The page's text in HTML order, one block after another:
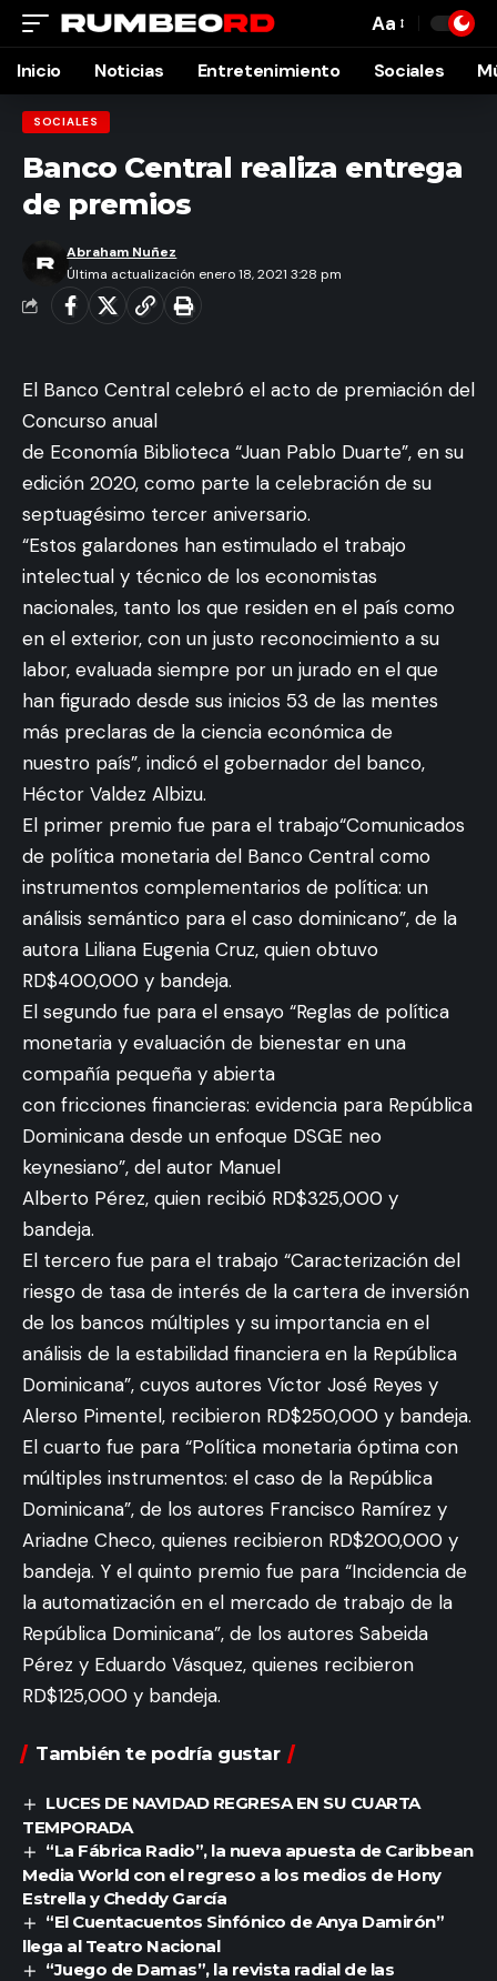
Font
Resizer
Aa
Inicio Noticias Entretenimiento Sociales
SOCIALES
Banco Central realiza entrega
de premios
Última actualización enero 18, 2021 3:28 pm
Abraham Nuñez
El Banco Central celebró el acto de premiación del
Concurso anual
de Economía Biblioteca “Juan Pablo Duarte”, en su
edición 2020, como parte la celebración de su
septuagésimo tercer aniversario.
“Estos galardones han estimulado el trabajo
intelectual y técnico de los economistas
nacionales, tanto los que residen en el país como
en el exterior, con un justo reconocimiento a su
labor, evaluada siempre por un jurado en el que
han figurado desde sus inicios 53 de las mentes
más preclaras de la ciencia económica de
nuestro país”, indicó el gobernador del banco,
Héctor Valdez Albizu.
El primer premio fue para el trabajo“Comunicados
de política monetaria del Banco Central como
instrumentos complementarios de política: un
análisis semántico para el caso dominicano”, de la
autora Liliana Eugenia Cruz, quien obtuvo
RD$400,000 y bandeja.
El segundo fue para el ensayo “Reglas de política
monetaria y evaluación de bienestar en una
compañía pequeña y abierta
con fricciones financieras: evidencia para República
Dominicana desde un enfoque DSGE neo
keynesiano”, del autor Manuel
Alberto Pérez, quien recibió RD$325,000 y
bandeja.
El tercero fue para el trabajo “Caracterización del
riesgo de tasa de interés de la cartera de inversión
de los bancos múltiples y su importancia en el
análisis de la estabilidad financiera en la República
Dominicana”, cuyos autores Víctor José Reyes y
Alerso Pimentel, recibieron RD$250,000 y bandeja.
El cuarto fue para “Política monetaria óptima con
múltiples instrumentos: el caso de la República
Dominicana”, de los autores Francisco Ramírez y
Ariadne Checo, quienes recibieron RD$200,000 y
bandeja. Y el quinto premio fue para “Incidencia de
la automatización en el mercado de trabajo de la
República Dominicana”, de los autores Sabeida
Pérez y Eduardo Vásquez, quienes recibieron
RD$125,000 y bandeja.
También te podría gustar
LUCES DE NAVIDAD REGRESA EN SU CUARTA
TEMPORADA
“La Fábrica Radio”, la nueva apuesta de Caribbean
Media World con el regreso a los medios de Hony
Estrella y Cheddy García
“El Cuentacuentos Sinfónico de Anya Damirón”
llega al Teatro Nacional
“Juego de Damas”, la revista radial de las